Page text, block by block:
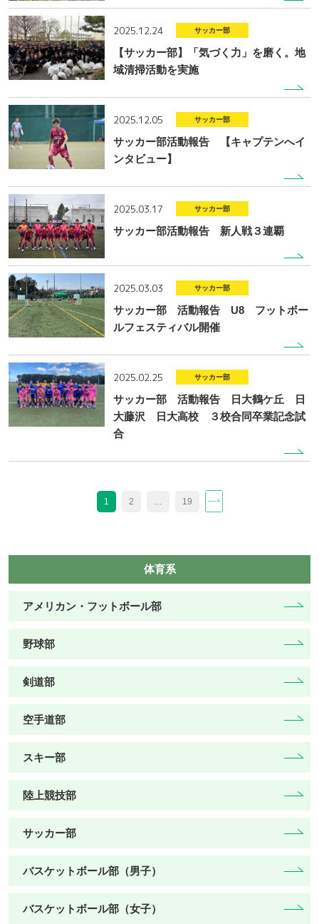
2025.12.24 サッカー部
【サッカー部】「気づく力」を磨く。地
域清掃活動を実施
2025.12.05 サッカー部
サッカー部活動報告 【キャプテンへイ
ンタビュー】
2025.03.17 サッカー部
サッカー部活動報告 新人戦３連覇
2025.03.03 サッカー部
サッカー部 活動報告 U8 フットボー
ルフェスティバル開催
2025.02.25 サッカー部
サッカー部 活動報告 日大鶴ケ丘 日
大藤沢 日大高校 ３校合同卒業記念試
合
ョ
1 2 19
体育系
アメリカン・フットボール部
野球部
剣道部
空手道部
スキー部
陸上競技部
サッカー部
バスケットボール部（男子）
バスケットボール部（女子）